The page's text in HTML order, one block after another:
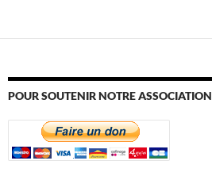
POUR SOUTENIR NOTRE ASSOCIATION